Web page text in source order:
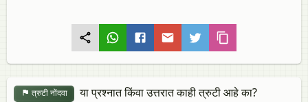
त्रुटी नोंदवा या प्रश्नात किंवा उत्तरात काही त्रुटी आहे का?